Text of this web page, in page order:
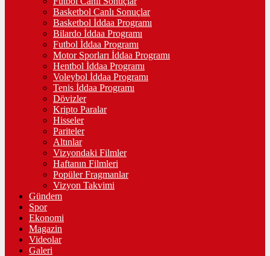
Basketbol Canlı Sonuçlar
Basketbol İddaa Programı
Bilardo İddaa Programı
Futbol İddaa Programı
Motor Sporları İddaa Programı
Hentbol İddaa Programı
Voleybol İddaa Programı
Tenis İddaa Programı
Dövizler
Kripto Paralar
Hisseler
Pariteler
Altınlar
Vizyondaki Filmler
Haftanın Filmleri
Popüler Fragmanlar
Vizyon Takvimi
Gündem
Spor
Ekonomi
Magazin
Videolar
Galeri